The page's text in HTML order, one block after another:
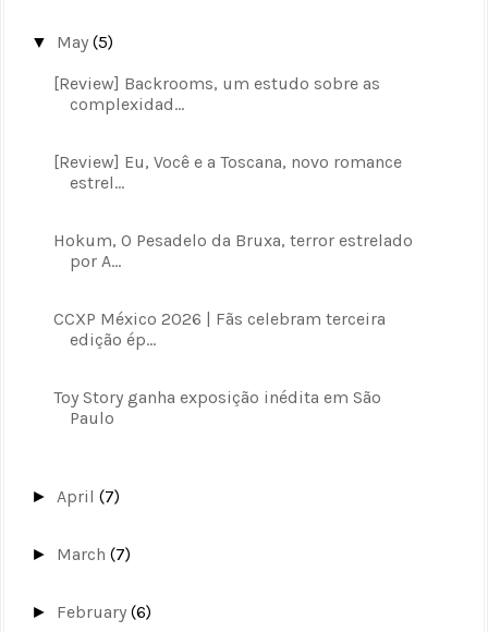
▼ May(5)
[Review] Backrooms, um estudo sobre as
complexidad...
[Review] Eu, Você e a Toscana, novo romance
estrel...
Hokum, O Pesadelo da Bruxa, terror estrelado
por A...
CCXP México 2026 | Fãs celebram terceira
edição ép...
Toy Story ganha exposição inédita em São
Paulo
► April(7)
► March(7)
► February(6)